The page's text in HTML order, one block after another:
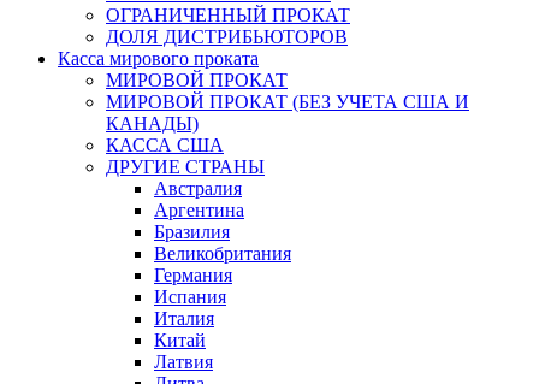
ОГРАНИЧЕННЫЙ ПРОКАТ
ДОЛЯ ДИСТРИБЬЮТОРОВ
Касса мирового проката
МИРОВОЙ ПРОКАТ
МИРОВОЙ ПРОКАТ (БЕЗ УЧЕТА США И
КАНАДЫ)
КАССА США
ДРУГИЕ СТРАНЫ
Австралия
Аргентина
Бразилия
Великобритания
Германия
Испания
Италия
Китай
Латвия